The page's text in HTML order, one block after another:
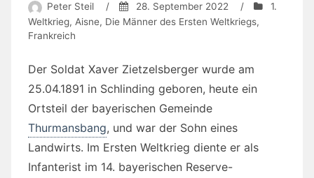
Peter Steil / 28. September 2022 /
1.
Weltkrieg, Aisne, Die Männer des Ersten Weltkriegs,
Frankreich
Der Soldat Xaver Zietzelsberger wurde am
25.04.1891 in Schlinding geboren, heute ein
Ortsteil der bayerischen Gemeinde
Thurmansbang, und war der Sohn eines
Landwirts. Im Ersten Weltkrieg diente er als
Infanterist im 14. bayerischen Reserve-